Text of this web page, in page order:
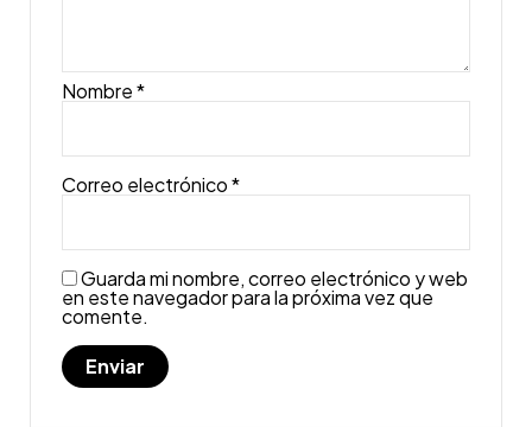
Nombre*
Correo electrónico*
Guarda mi nombre, correo electrónico y web
en este navegador para la próxima vez que
comente.